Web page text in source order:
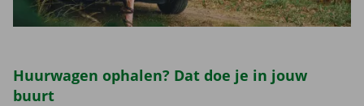
Huurwagen ophalen? Dat doe je in jouw
buurt